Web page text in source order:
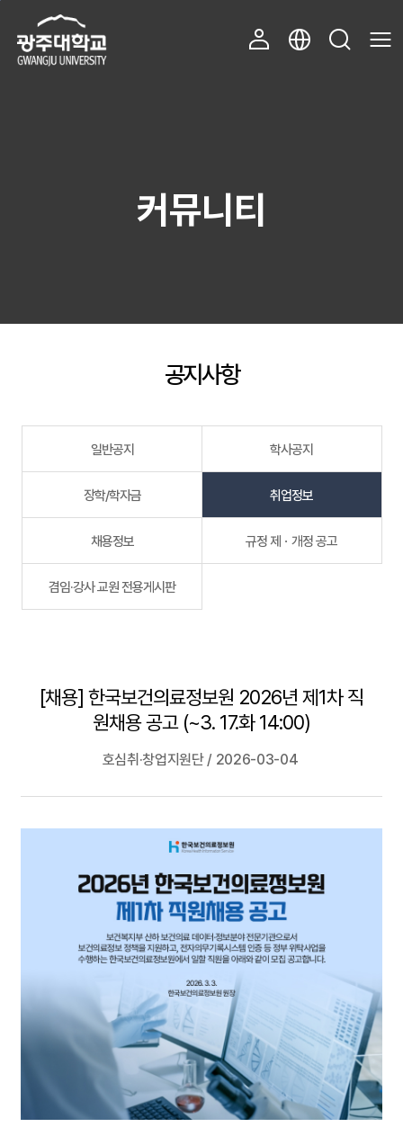
커뮤니티
공지사항
일반공지 학사공지
장학/학자금 취업정보
채용정보 규정 제ㆍ개정 공고
겸임·강사 교원 전용게시판
[채용] 한국보건의료정보원 2026년 제1차 직
원채용 공고 (~3. 17.화 14:00)
호심취·창업지원단 / 2026-03-04